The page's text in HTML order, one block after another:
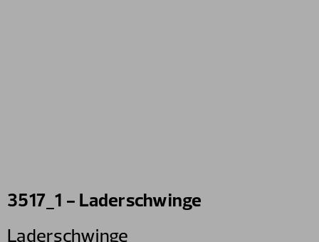
3517_1 - Laderschwinge
Laderschwinge